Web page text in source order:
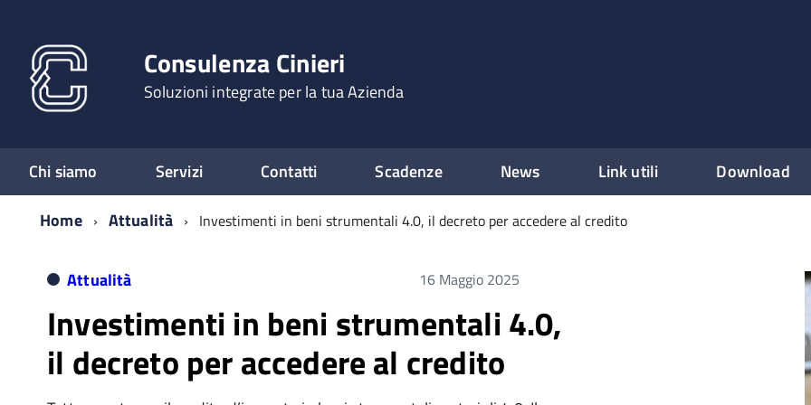
Consulenza Cinieri
Soluzioni integrate per la tua Azienda
Chi siamo Servizi Contatti Scadenze News Link utili Download
Home
Attualità Investimenti in beni strumentali 4.0, il decreto per accedere al credito
Attualità 16 Maggio 2025
Investimenti in beni strumentali 4.0,
il decreto per accedere al credito